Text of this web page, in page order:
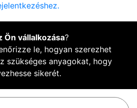
Ön vállalkozása?
le, hogyan szerezhet
szükséges anyagokat, hogy
sikerét.